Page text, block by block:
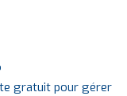
gratuit pour gérer